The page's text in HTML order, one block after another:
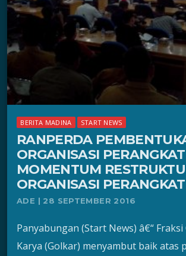
BERITA MADINA START NEWS
RANPERDA
ORGANISASI
MOMENTUM
ORGANISASI
ADE | 28 SEPTEMBER 2016
Panyabungan (Start News) â€“
Karya (Golkar) menyambut baik atas